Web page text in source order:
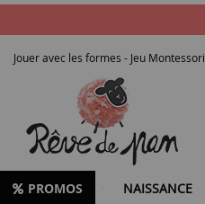
Jouer avec les formes - Jeu Montessori
PROMOS NAISSANCE